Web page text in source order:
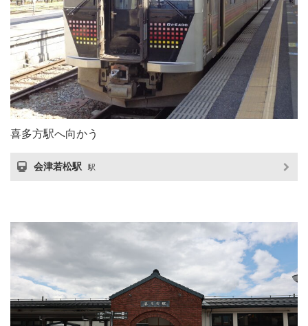
喜多方駅へ向かう
会津若松駅 駅